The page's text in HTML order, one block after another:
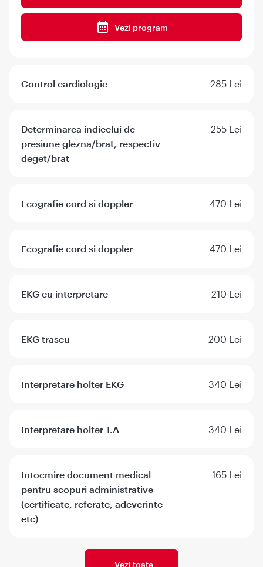
Vezi program
Control cardiologie 285 Lei
Determinarea indicelui de
presiune glezna/brat, respectiv
deget/brat
255 Lei
Ecografie cord si doppler 470 Lei
Ecografie cord si doppler 470 Lei
EKG cu interpretare 210 Lei
EKG traseu 200 Lei
Interpretare holter EKG 340 Lei
Interpretare holter T.A 340 Lei
Intocmire document medical
pentru scopuri administrative
(certificate, referate, adeverinte
etc)
165 Lei
Vezi toate